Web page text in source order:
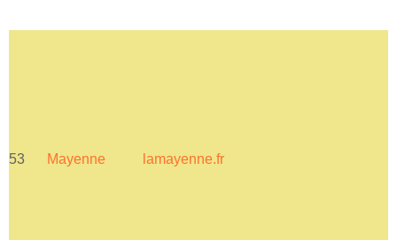
53 Mayenne lamayenne.fr